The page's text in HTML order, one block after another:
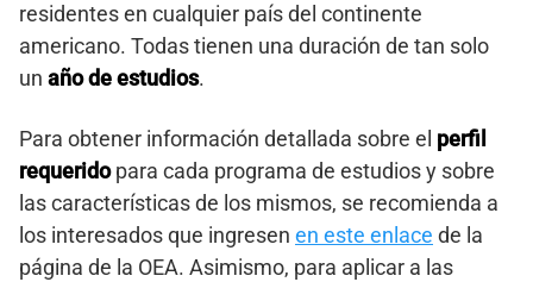
residentes en cualquier país del continente
americano. Todas tienen una duración de tan solo
un año de estudios.
Para obtener información detallada sobre el perfil
requeridopara cada programa de estudios y sobre
las características de los mismos, se recomienda a
los interesados que ingresen en este enlace de la
página de la OEA. Asimismo, para aplicar a las